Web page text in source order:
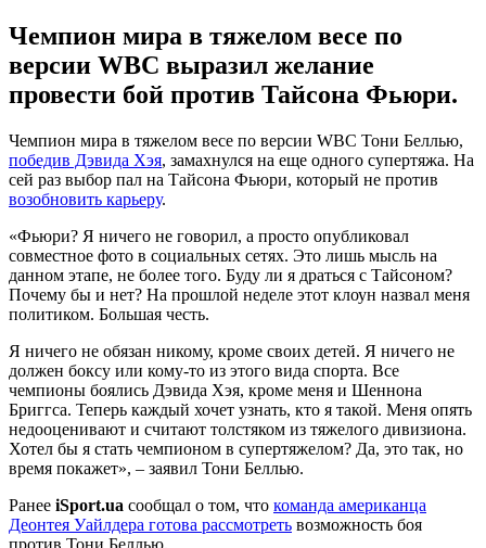
Чемпион мира в тяжелом весе по
версии WBC выразил желание
провести бой против Тайсона Фьюри.
Чемпион мира в тяжелом весе по версии WBC Тони Беллью,
победив Дэвида Хэя, замахнулся на еще одного супертяжа. На
сей раз выбор пал на Тайсона Фьюри, который не против
возобновить карьеру.
«Фьюри? Я ничего не говорил, а просто опубликовал
совместное фото в социальных сетях. Это лишь мысль на
данном этапе, не более того. Буду ли я драться с Тайсоном?
Почему бы и нет? На прошлой неделе этот клоун назвал меня
политиком. Большая честь.
Я ничего не обязан никому, кроме своих детей. Я ничего не
должен боксу или кому-то из этого вида спорта. Все
чемпионы боялись Дэвида Хэя, кроме меня и Шеннона
Бриггса. Теперь каждый хочет узнать, кто я такой. Меня опять
недооценивают и считают толстяком из тяжелого дивизиона.
Хотел бы я стать чемпионом в супертяжелом? Да, это так, но
время покажет», – заявил Тони Беллью.
Ранее iSport.ua сообщал о том, что команда американца
Деонтея Уайлдера готова рассмотреть возможность боя
против Тони Беллью.